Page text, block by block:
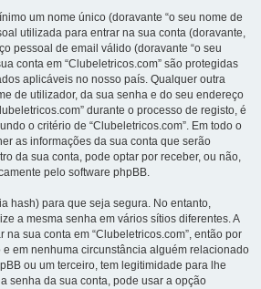
um nome único (doravante “o seu nome de
utilizada para entrar na sua conta (doravante,
pessoal de email válido (doravante “o seu
conta em “Clubeletricos.com” são protegidas
aplicáveis no nosso país. Qualquer outra
de utilizador, da sua senha e do seu endereço
durante o processo de registo, é
o critério de “Clubeletricos.com”. Em todo o
as informações da sua conta que serão
da sua conta, pode optar por receber, ou não,
pelo software phpBB.
hash) para que seja segura. No entanto,
a mesma senha em vários sítios diferentes. A
na sua conta em “Clubeletricos.com”, então por
em nenhuma circunstância alguém relacionado
ou um terceiro, tem legitimidade para lhe
senha da sua conta, pode usar a opção